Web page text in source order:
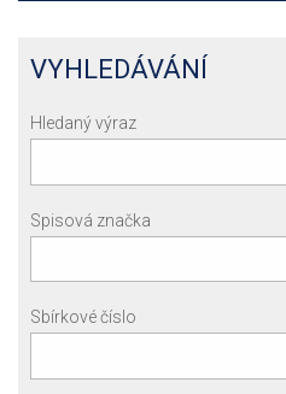
VYHLEDÁVÁNÍ
Hledaný výraz
Spisová značka
Sbírkové číslo